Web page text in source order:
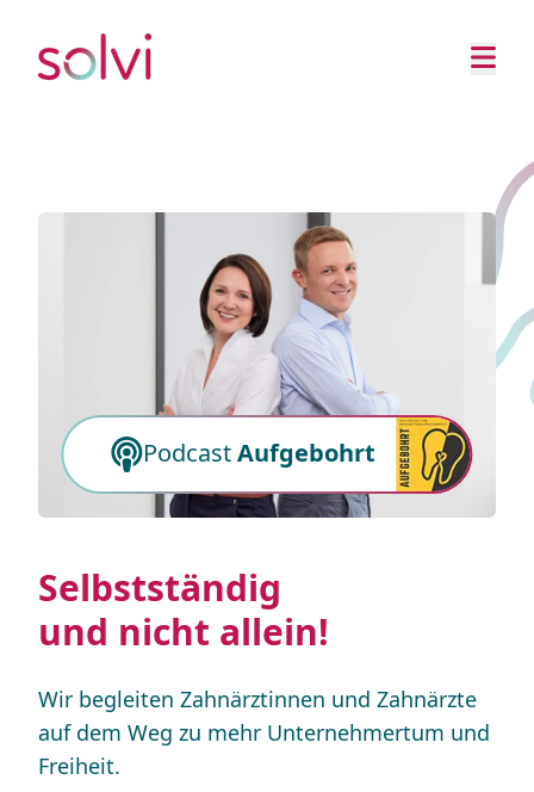
PodcastAufgebohrt
Selbstständig
und nicht allein!
Wir begleiten Zahnärztinnen und Zahnärzte
auf dem Weg zu mehr Unternehmertum und
Freiheit.